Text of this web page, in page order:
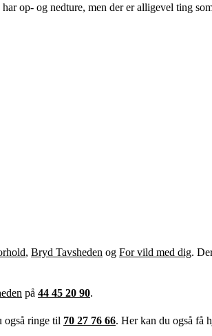
op- og nedture, men der er alligevel ting
, Bryd Tavsheden og For vild med dig.
på 44 45 20 90.
også ringe til 70 27 76 66. Her kan du også få